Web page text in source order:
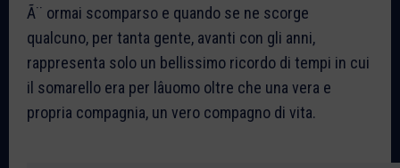
Ã¨ ormai scomparso e quando se ne scorge
qualcuno, per tanta gente, avanti con gli anni,
rappresenta solo un bellissimo ricordo di tempi in cui
il somarello era per lâuomo oltre che una vera e
propria compagnia, un vero compagno di vita.